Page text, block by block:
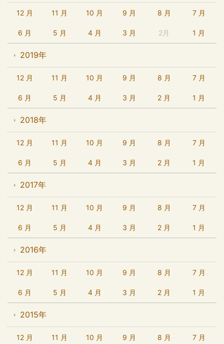
12 月 11 月 10 月 9 月 8 月 7 月
6 月 5 月 4 月 3 月 2月 1 月
2019年
12 月 11 月 10 月 9 月 8 月 7 月
6 月 5 月 4 月 3 月 2 月 1 月
2018年
12 月 11 月 10 月 9 月 8 月 7 月
6 月 5 月 4 月 3 月 2 月 1 月
2017年
12 月 11 月 10 月 9 月 8 月 7 月
6 月 5 月 4 月 3 月 2 月 1 月
2016年
12 月 11 月 10 月 9 月 8 月 7 月
6 月 5 月 4 月 3 月 2 月 1 月
2015年
12 月 11 月 10 月 9 月 8 月 7 月